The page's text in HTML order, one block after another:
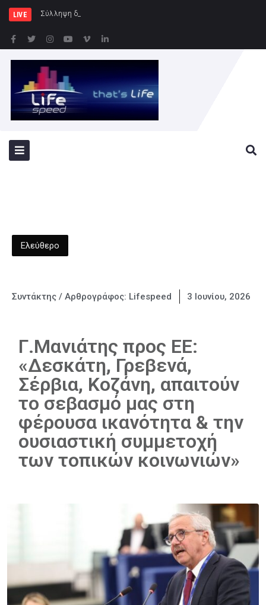
LIVE Σύλληψη δώδεκα ατόμων κατά τη διά
Ελεύθερο
Συντάκτης / Αρθρογράφος: Lifespeed 3 Ιουνίου, 2026
Γ.Μανιάτης προς ΕΕ:
«Δεσκάτη, Γρεβενά,
Σέρβια, Κοζάνη, απαιτούν
το σεβασμό μας στη
φέρουσα ικανότητα & την
ουσιαστική συμμετοχή
των τοπικών κοινωνιών»